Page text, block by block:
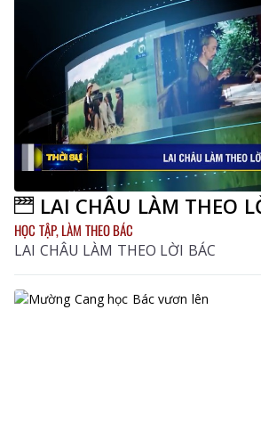
LAI CHÂU LÀM THEO
HỌC TẬP, LÀM THEO BÁC
LAI CHÂU LÀM THEO LỜI BÁC